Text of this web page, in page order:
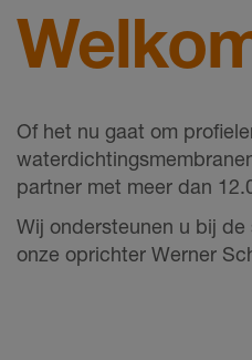
Of het nu gaat om
partner met meer dan
Wij ondersteunen u bij
onze oprichter Werner